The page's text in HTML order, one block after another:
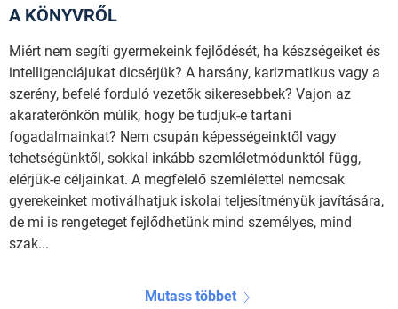
A KÖNYVRŐL
Miért nem segíti gyermekeink fejlődését, ha készségeiket és
intelligenciájukat dicsérjük? A harsány, karizmatikus vagy a
szerény, befelé forduló vezetők sikeresebbek? Vajon az
akaraterőnkön múlik, hogy be tudjuk-e tartani
fogadalmainkat? Nem csupán képességeinktől vagy
tehetségünktől, sokkal inkább szemléletmódunktól függ,
elérjük-e céljainkat. A megfelelő szemlélettel nemcsak
gyerekeinket motiválhatjuk iskolai teljesítményük javítására,
de mi is rengeteget fejlődhetünk mind személyes, mind
szak...
Mutass többet